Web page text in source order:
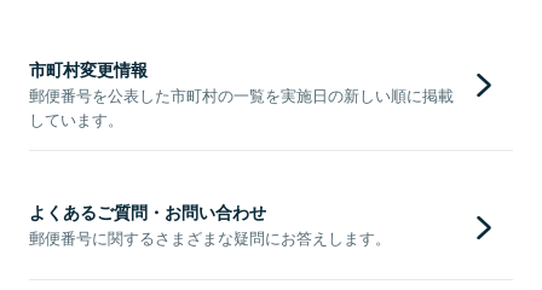
市町村変更情報
郵便番号を公表した市町村の一覧を実施日の新しい順に掲載
しています。
よくあるご質問・お問い合わせ
郵便番号に関するさまざまな疑問にお答えします。